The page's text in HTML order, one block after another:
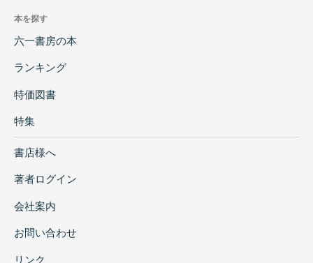
本を探す
六一書房の本
ランキング
特価図書
特集
書店様へ
著者ログイン
会社案内
お問い合わせ
リンク